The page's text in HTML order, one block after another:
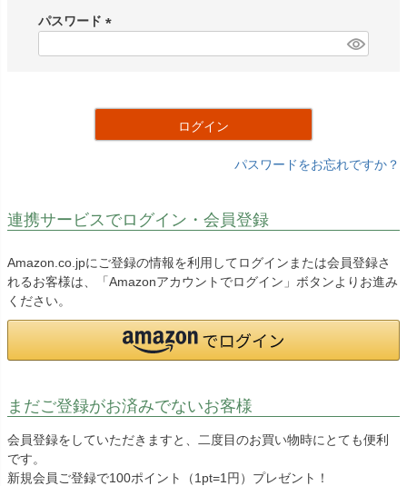
)
パスワード
ログイン
パスワードをお忘れですか？
連携サービスでログイン・会員登録
Amazon.co.jpにご登録の情報を利用してログインまたは会員登録さ
れるお客様は、「Amazonアカウントでログイン」ボタンよりお進み
ください。
まだご登録がお済みでないお客様
会員登録をしていただきますと、二度目のお買い物時にとても便利
です。
新規会員ご登録で100ポイント（1pt=1円）プレゼント！